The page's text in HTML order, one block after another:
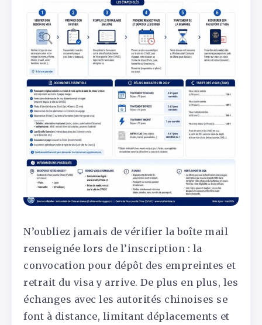
N’oubliez jamais de vérifier la boîte mail
renseignée lors de l’inscription : la
convocation pour dépôt des empreintes et
retrait du visa y arrive. De plus en plus, les
échanges avec les autorités chinoises se
font à distance, limitant déplacements et